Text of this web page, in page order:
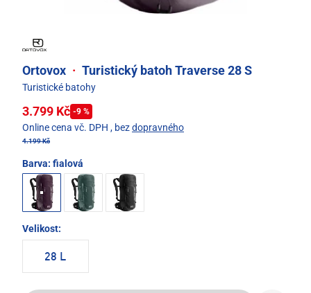
Ortovox · Turistický batoh Traverse 28 S
Turistické batohy
3.799 Kč -9 %
Online cena vč. DPH , bezdopravného
4.199 Kč
Barva: fialová
Velikost:
28 L